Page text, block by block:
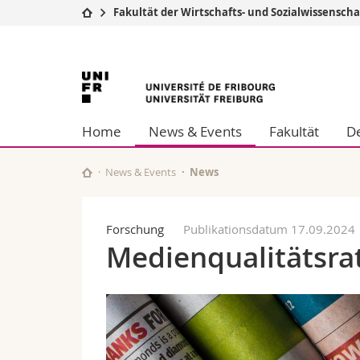
Studium
Campus
Universität
Weiterbildung
Theologische
Philosophische
Fak. für
Fakultät der Wirtschafts- und
Universität
Freiburg
Home News & Events Fakultät
News & Events News
Forschung Publikationsdatum 17.09.2024